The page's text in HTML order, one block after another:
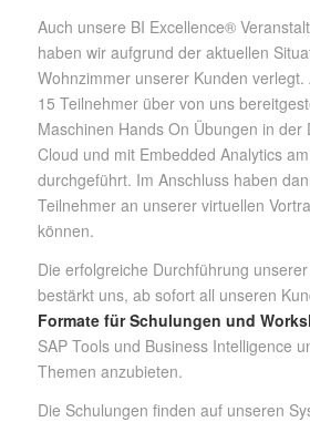
Auch unsere BI Excellence®
haben wir aufgrund der aktuellen
Wohnzimmer unserer Kunden verlegt.
15 Teilnehmer über von uns
Maschinen Hands On Übungen in der
Cloud und mit Embedded Analytics
durchgeführt. Im Anschluss haben
Teilnehmer an unserer virtuellen
können.
Die erfolgreiche Durchführung
bestärkt uns, ab sofort all unseren
Formate für Schulungen und
SAP Tools und Business Intelligence
Themen anzubieten.
Die Schulungen finden auf unseren